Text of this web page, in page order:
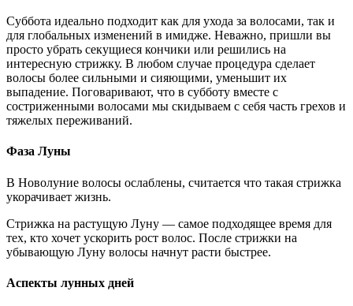
Суббота идеально подходит как для ухода за волосами, так и
для глобальных изменений в имидже. Неважно, пришли вы
просто убрать секущиеся кончики или решились на
интересную стрижку. В любом случае процедура сделает
волосы более сильными и сияющими, уменьшит их
выпадение. Поговаривают, что в субботу вместе с
состриженными волосами мы скидываем с себя часть грехов и
тяжелых переживаний.
Фаза Луны
В Новолуние волосы ослаблены, считается что такая стрижка
укорачивает жизнь.
Стрижка на растущую Луну — самое подходящее время для
тех, кто хочет ускорить рост волос. После стрижки на
убывающую Луну волосы начнут расти быстрее.
Аспекты лунных дней